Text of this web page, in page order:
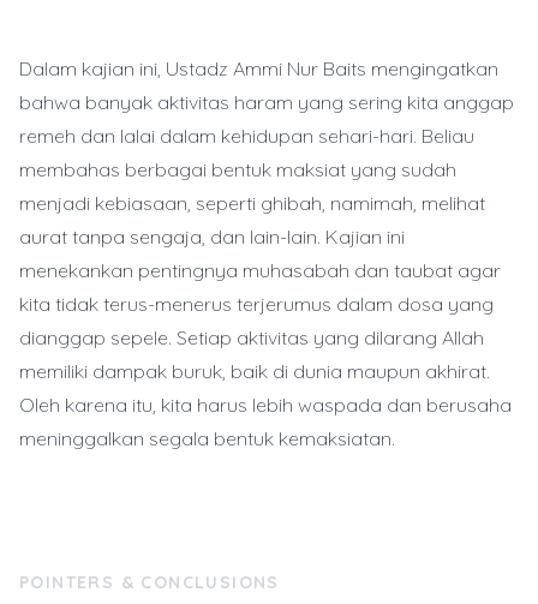
Dalam kajian ini, Ustadz Ammi Nur Baits mengingatkan
bahwa banyak aktivitas haram yang sering kita anggap
remeh dan lalai dalam kehidupan sehari-hari. Beliau
membahas berbagai bentuk maksiat yang sudah
menjadi kebiasaan, seperti ghibah, namimah, melihat
aurat tanpa sengaja, dan lain-lain. Kajian ini
menekankan pentingnya muhasabah dan taubat agar
kita tidak terus-menerus terjerumus dalam dosa yang
dianggap sepele. Setiap aktivitas yang dilarang Allah
memiliki dampak buruk, baik di dunia maupun akhirat.
Oleh karena itu, kita harus lebih waspada dan berusaha
meninggalkan segala bentuk kemaksiatan.
POINTERS & CONCLUSIONS